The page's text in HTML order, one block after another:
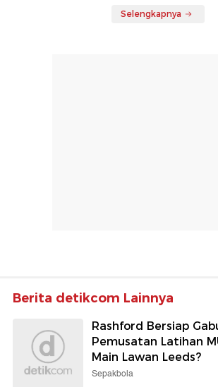
Selengkapnya
Berita detikcom Lainnya
Rashford Bersiap
Pemusatan Latihan
Main Lawan Leeds?
Sepakbola